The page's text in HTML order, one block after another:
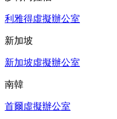
利雅得虛擬辦公室
新加坡
新加坡虛擬辦公室
南韓
首爾虛擬辦公室